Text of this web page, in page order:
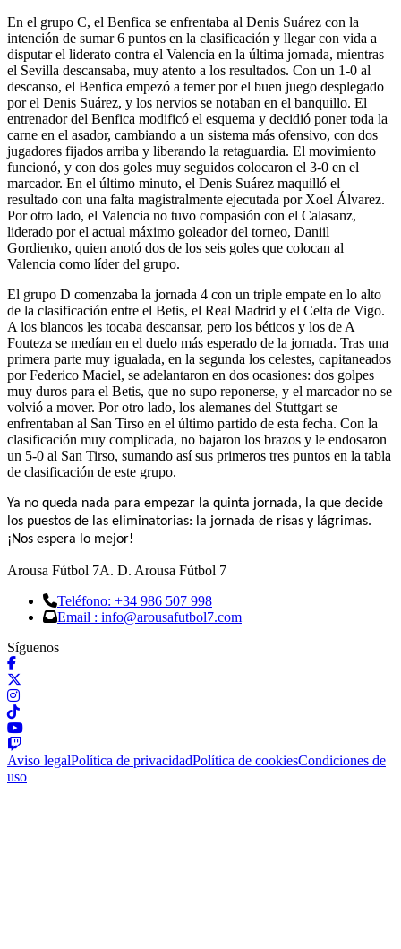
En el grupo C, el Benfica se enfrentaba al Denis Suárez con la
intención de sumar 6 puntos en la clasificación y llegar con vida a
disputar el liderato contra el Valencia en la última jornada, mientras
el Sevilla descansaba, muy atento a los resultados. Con un 1-0 al
descanso, el Benfica empezó a temer por el buen juego desplegado
por el Denis Suárez, y los nervios se notaban en el banquillo. El
entrenador del Benfica modificó el esquema y decidió poner toda la
carne en el asador, cambiando a un sistema más ofensivo, con dos
jugadores fijados arriba y liberando la retaguardia. El movimiento
funcionó, y con dos goles muy seguidos colocaron el 3-0 en el
marcador. En el último minuto, el Denis Suárez maquilló el
resultado con una falta magistralmente ejecutada por Xoel Álvarez.
Por otro lado, el Valencia no tuvo compasión con el Calasanz,
liderado por el actual máximo goleador del torneo, Daniil
Gordienko, quien anotó dos de los seis goles que colocan al
Valencia como líder del grupo.
El grupo D comenzaba la jornada 4 con un triple empate en lo alto
de la clasificación entre el Betis, el Real Madrid y el Celta de Vigo.
A los blancos les tocaba descansar, pero los béticos y los de A
Fouteza se medían en el duelo más esperado de la jornada. Tras una
primera parte muy igualada, en la segunda los celestes, capitaneados
por Federico Maciel, se adelantaron en dos ocasiones: dos golpes
muy duros para el Betis, que no supo reponerse, y el marcador no se
volvió a mover. Por otro lado, los alemanes del Stuttgart se
enfrentaban al San Tirso en el último partido de esta fecha. Con la
clasificación muy complicada, no bajaron los brazos y le endosaron
un 5-0 al San Tirso, sumando así sus primeros tres puntos en la tabla
de clasificación de este grupo.
Ya no queda nada para empezar la quinta jornada, la que decide
los puestos de las eliminatorias: la jornada de risas y lágrimas.
¡Nos espera lo mejor!
Arousa Fútbol 7A. D. Arousa Fútbol 7
Teléfono: +34 986 507 998
Email : info@arousafutbol7.com
Síguenos
Aviso legalPolítica de privacidadPolítica de cookiesCondiciones de
uso